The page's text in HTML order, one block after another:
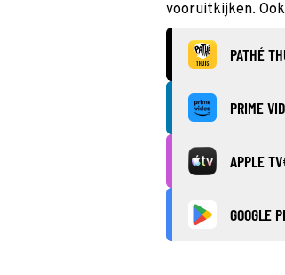
vooruitkijken.
PATHÉ
PRIME
APPLE TV
GOOGLE